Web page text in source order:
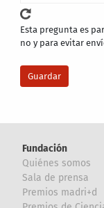
Esta pregunta es
no y para evitar
Fundación
Quiénes somos
Sala de prensa
Premios madri+d